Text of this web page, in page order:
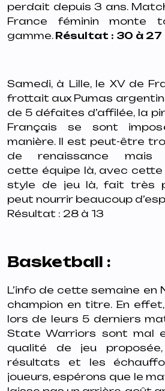
perdait depuis 3 ans.
France féminin monte
gamme. Résultat : 30 à 27
Samedi, à Lille, le XV de
frottait aux Pumas
de 5 défaites d’affilée, la
Français se sont
manière. Il est peut-être
de renaissance
cette équipe là, avec
style de jeu là, fait très
peut nourrir beaucoup
Résultat : 28 à 13
Basketball :
L’info de cette semaine en
champion en titre. En
lors de leurs 5 derniers
State Warriors sont mal
qualité de jeu
résultats et les
joueurs, espérons que le